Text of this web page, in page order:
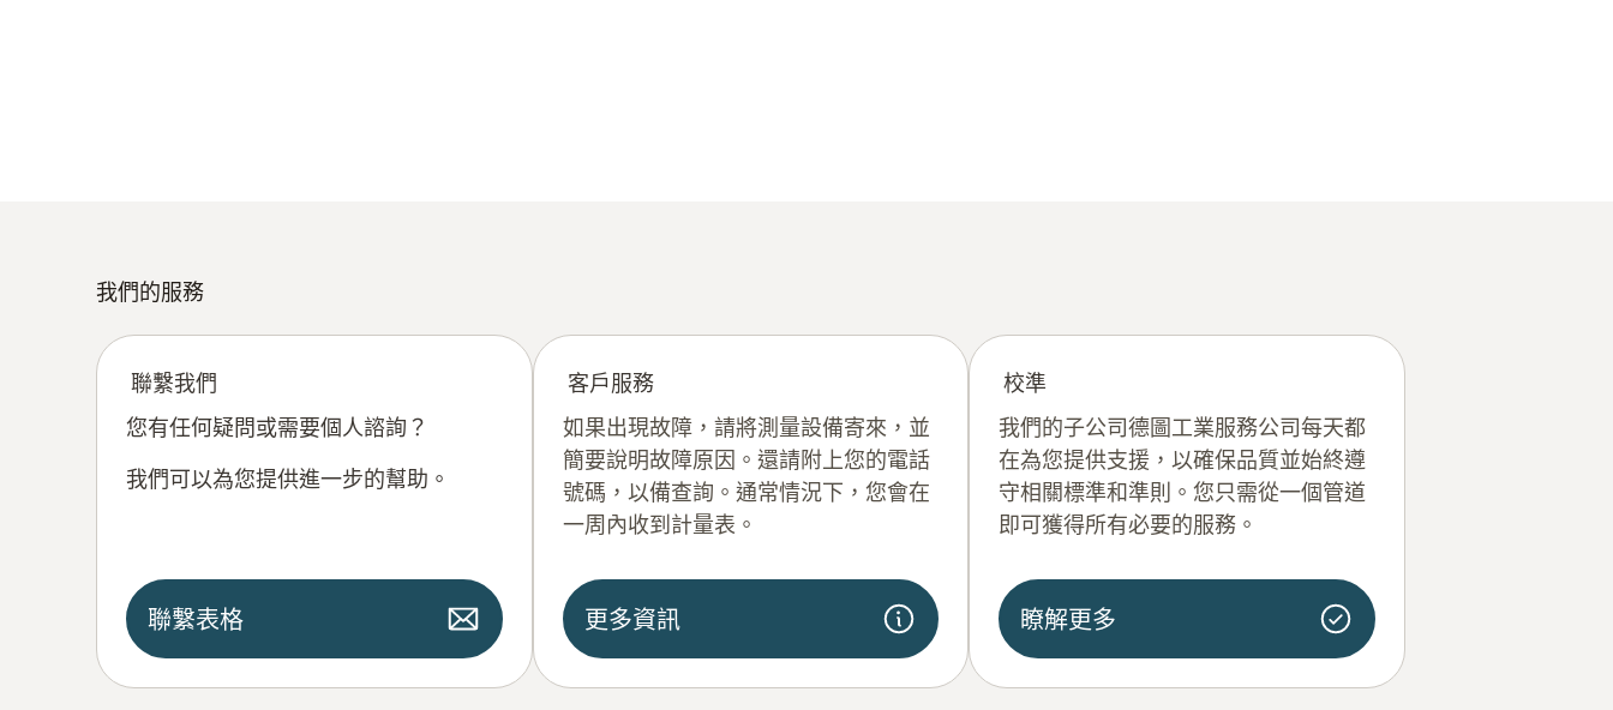
我們的服務
聯繫我們
您有任何疑問或需要個人諮詢？
我們可以為您提供進一步的幫助。
聯繫表格
客戶服務
如果出現故障，請將測量設備寄來，並
簡要說明故障原因。還請附上您的電話
號碼，以備查詢。通常情況下，您會在
一周內收到計量表。
更多資訊
校準
我們的子公司德圖工業服務公司每天都
在為您提供支援，以確保品質並始終遵
守相關標準和準則。您只需從一個管道
即可獲得所有必要的服務。
瞭解更多